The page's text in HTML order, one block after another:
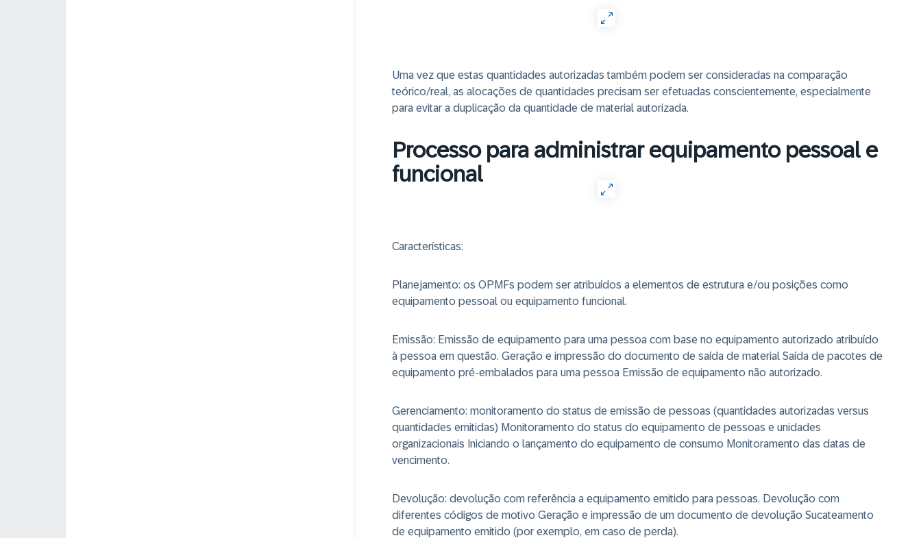
Uma vez que estas quantidades autorizadas também podem ser consideradas na comparação
teórico/real, as alocações de quantidades precisam ser efetuadas conscientemente, especialmente
para evitar a duplicação da quantidade de material autorizada.
Processo para administrar equipamento pessoal e
funcional
Características:
Planejamento: os OPMFs podem ser atribuídos a elementos de estrutura e/ou posições como
equipamento pessoal ou equipamento funcional.
Emissão: Emissão de equipamento para uma pessoa com base no equipamento autorizado atribuído
à pessoa em questão. Geração e impressão do documento de saída de material Saída de pacotes de
equipamento pré-embalados para uma pessoa Emissão de equipamento não autorizado.
Gerenciamento: monitoramento do status de emissão de pessoas (quantidades autorizadas versus
quantidades emitidas) Monitoramento do status do equipamento de pessoas e unidades
organizacionais Iniciando o lançamento do equipamento de consumo Monitoramento das datas de
vencimento.
Devolução: devolução com referência a equipamento emitido para pessoas. Devolução com
diferentes códigos de motivo Geração e impressão de um documento de devolução Sucateamento
de equipamento emitido (por exemplo, em caso de perda).